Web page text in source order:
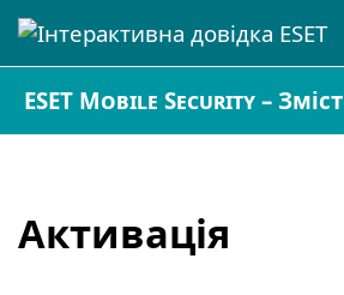
ESET Mobile Security – Зміст
Активація